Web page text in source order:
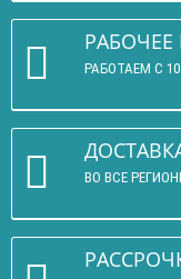
РАБОЧЕЕ
РАБОТАЕМ С
ВО ВСЕ